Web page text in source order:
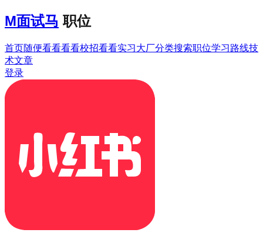
M面试马 职位
首页随便看看看看校招看看实习大厂分类搜索职位学习路线技
术文章
登录